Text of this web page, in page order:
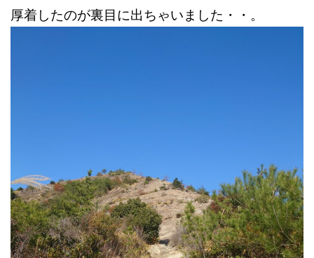
厚着したのが裏目に出ちゃいました・・。